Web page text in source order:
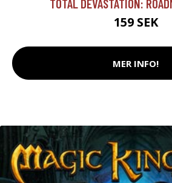
TOTAL DEVASTATION:
159 SEK
MER INFO!